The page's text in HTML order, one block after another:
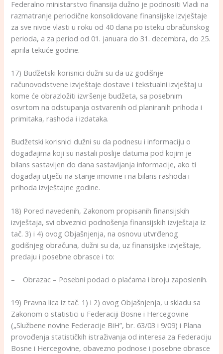
Federalno ministarstvo finansija dužno je podnositi Vladi na
razmatranje periodične konsolidovane finansijske izvještaje
za sve nivoe vlasti u roku od 40 dana po isteku obračunskog
perioda, a za period od 01. januara do 31. decembra, do 25.
aprila tekuće godine.
17) Budžetski korisnici dužni su da uz godišnje
računovodstvene izvještaje dostave i tekstualni izvještaj u
kome će obrazložiti izvršenje budžeta, sa posebnim
osvrtom na odstupanja ostvarenih od planiranih prihoda i
primitaka, rashoda i izdataka.
Budžetski korisnici dužni su da podnesu i informaciju o
događajima koji su nastali poslije datuma pod kojim je
bilans sastavljen do dana sastavljanja informacije, ako ti
događaji utječu na stanje imovine i na bilans rashoda i
prihoda izvještajne godine.
18) Pored navedenih, Zakonom propisanih finansijskih
izvještaja, svi obveznici podnošenja finansijskih izvještaja iz
tač. 3) i 4) ovog Objašnjenja, na osnovu utvrđenog
godišnjeg obračuna, dužni su da, uz finansijske izvještaje,
predaju i posebne obrasce i to:
– Obrazac – Posebni podaci o plaćama i broju zaposlenih.
19) Pravna lica iz tač. 1) i 2) ovog Objašnjenja, u skladu sa
Zakonom o statistici u Federaciji Bosne i Hercegovine
(„Službene novine Federacije BiH”, br. 63/03 i 9/09) i Plana
provođenja statističkih istraživanja od interesa za Federaciju
Bosne i Hercegovine, obavezno podnose i posebne obrasce